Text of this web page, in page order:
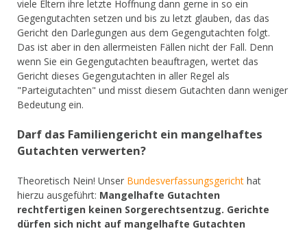
viele Eltern ihre letzte Hoffnung dann gerne in so ein
Gegengutachten setzen und bis zu letzt glauben, das das
Gericht den Darlegungen aus dem Gegengutachten folgt.
Das ist aber in den allermeisten Fällen nicht der Fall. Denn
wenn Sie ein Gegengutachten beauftragen, wertet das
Gericht dieses Gegengutachten in aller Regel als
"Parteigutachten" und misst diesem Gutachten dann weniger
Bedeutung ein.
Darf das Familiengericht ein mangelhaftes
Gutachten verwerten?
Theoretisch Nein! Unser Bundesverfassungsgericht hat
hierzu ausgeführt: Mangelhafte Gutachten
rechtfertigen keinen Sorgerechtsentzug. Gerichte
dürfen sich nicht auf mangelhafte Gutachten